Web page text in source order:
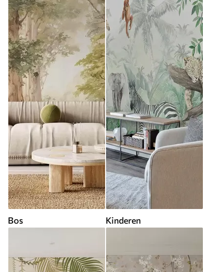
Bos Kinderen